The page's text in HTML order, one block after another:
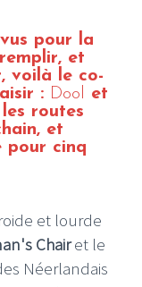
pour la
et
voilà le co-
: Dool et
routes
et
pour cinq
et lourde
Chairet le
Néerlandais